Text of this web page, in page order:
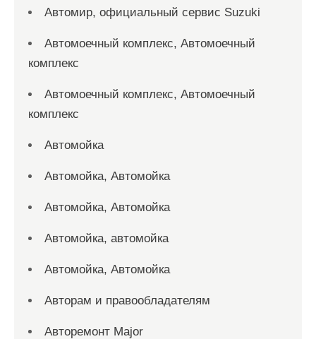
Автомир, официальный сервис Suzuki
Автомоечный комплекс, Автомоечный
комплекс
Автомоечный комплекс, Автомоечный
комплекс
Автомойка
Автомойка, Автомойка
Автомойка, Автомойка
Автомойка, автомойка
Автомойка, Автомойка
Авторам и правообладателям
Авторемонт Major